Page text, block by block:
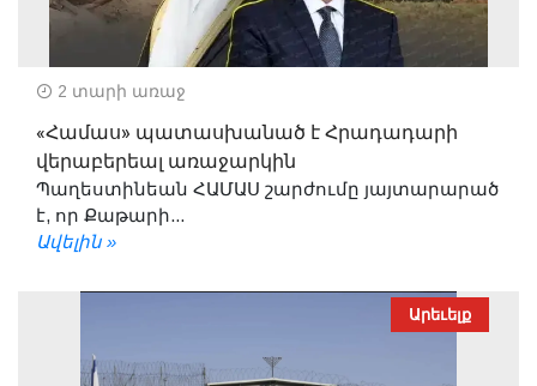
2 տարի առաջ
«Համաս» պատասխանած է Հրադադարի
վերաբերեալ առաջարկին
Պաղեստինեան ՀԱՄԱՍ շարժումը յայտարարած
է, որ Քաթարի...
Ավելին »
Արեւելք